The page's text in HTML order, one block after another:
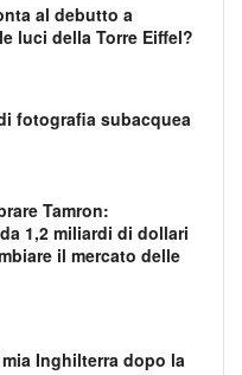
al debutto a
luci della Torre Eiffel?
fotografia subacquea
Tamron:
1,2 miliardi di dollari
il mercato delle
Inghilterra dopo la